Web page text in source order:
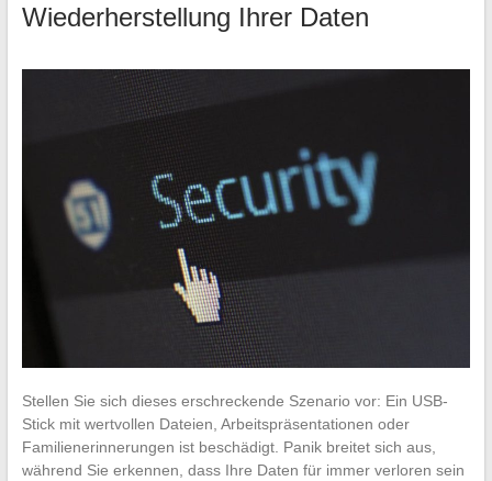
Wiederherstellung Ihrer Daten
Stellen Sie sich dieses erschreckende Szenario vor: Ein USB-
Stick mit wertvollen Dateien, Arbeitspräsentationen oder
Familienerinnerungen ist beschädigt. Panik breitet sich aus,
während Sie erkennen, dass Ihre Daten für immer verloren sein